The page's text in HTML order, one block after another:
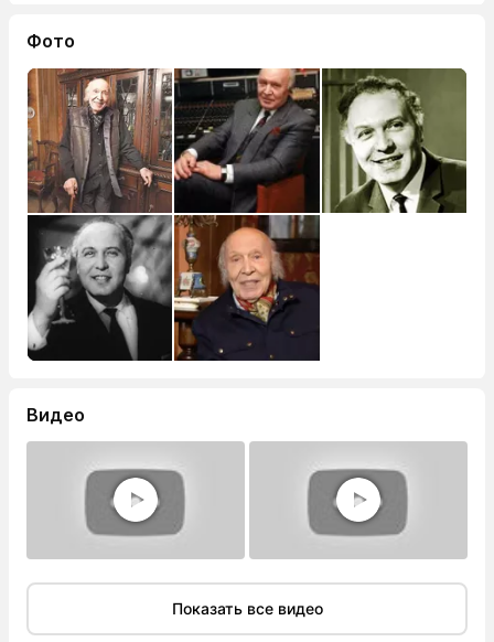
Фото
Видео
Показать все видео